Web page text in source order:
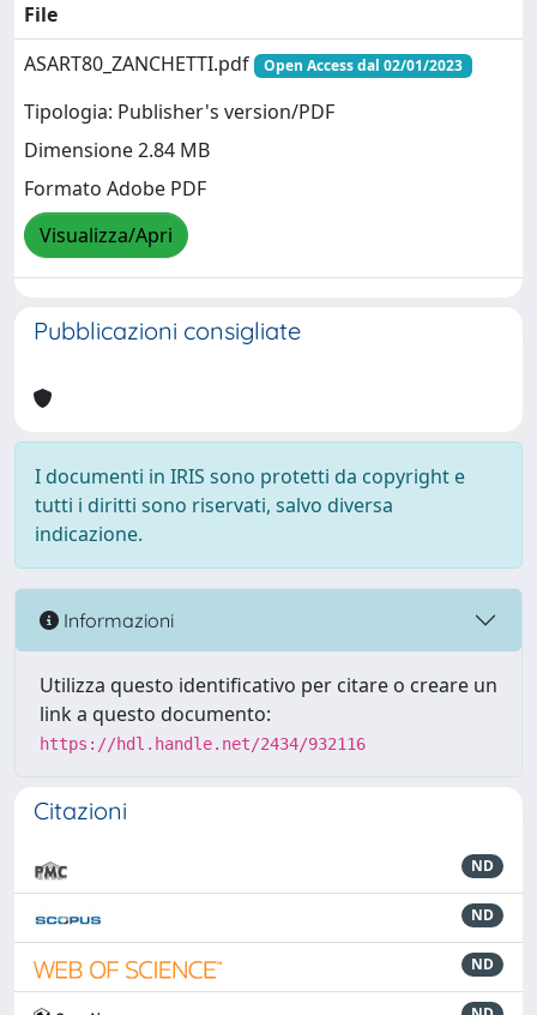
File
ASART80_ZANCHETTI.pdf
Open Access dal 02/01/2023
Tipologia: Publisher's version/PDF
Dimensione 2.84 MB
Formato Adobe PDF
Visualizza/Apri
Pubblicazioni consigliate
I documenti in IRIS sono protetti da copyright e
tutti i diritti sono riservati, salvo diversa
indicazione.
Informazioni
Utilizza questo identificativo per citare o creare un
link a questo documento:
https://hdl.handle.net/2434/932116
Citazioni
ND
ND
ND